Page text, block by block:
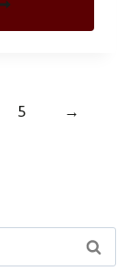
5 →
Cerca